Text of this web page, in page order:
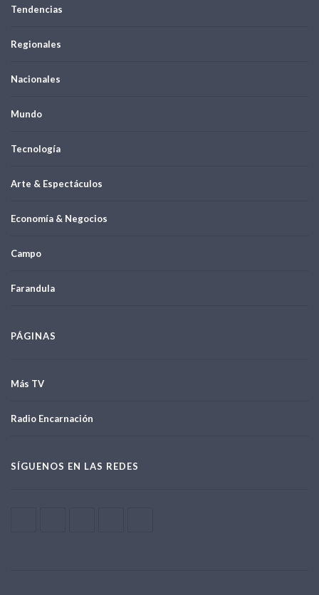
Tendencias
Regionales
Nacionales
Mundo
Tecnología
Arte & Espectáculos
Economía & Negocios
Campo
Farandula
PÁGINAS
Más TV
Radio Encarnación
SÍGUENOS EN LAS REDES